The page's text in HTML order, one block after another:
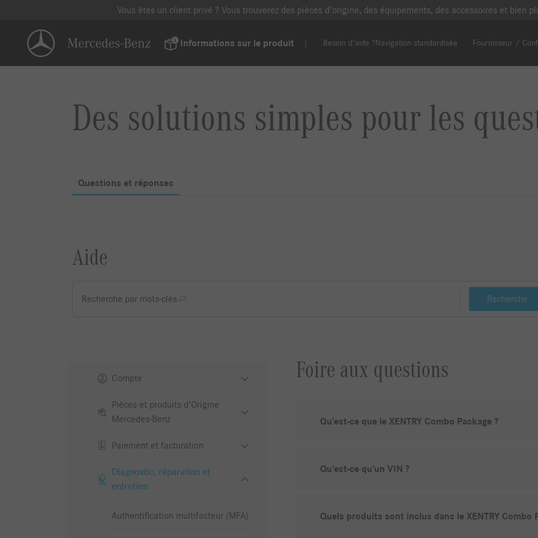
Vous êtes un client privé ? Vous trouverez des pièces d’origine, des équipements, des accessoires et bien
Informations sur le produit Besoin d'aide ? Navigation standardisée Fournisseur /
Des solutions simples pour les
Questions et réponses
Aide
Recherche par mots-clés Recherche
Compte
Pièces et produits d'Origine
Mercedes-Benz
Paiement et facturation
Diagnostic, réparation et
entretien
Authentification multifacteur (MFA)
Foire aux questions
Qu’est-ce que le XENTRY Combo Package ?
Qu’est-ce qu’un VIN ?
Quels produits sont inclus dans le XENTRY Combo